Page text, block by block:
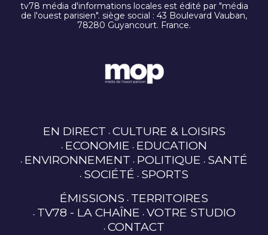
tv78 média d'informations locales est édité par "média
de l'ouest parisien". siège social : 43 Boulevard Vauban,
78280 Guyancourt. France.
EN DIRECT CULTURE & LOISIRS
ECONOMIE EDUCATION
ENVIRONNEMENT POLITIQUE SANTÉ
SOCIÉTÉ SPORTS
ÉMISSIONS TERRITOIRES
TV78 - LA CHAÎNE VOTRE STUDIO
CONTACT